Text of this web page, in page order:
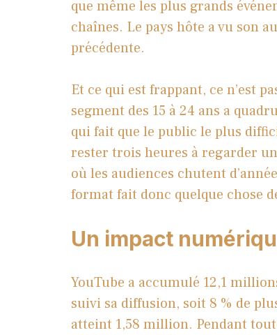
que même les plus grands
chaînes. Le pays hôte a vu son
précédente.
Et ce qui est frappant, ce n’est
segment des 15 à 24 ans a
qui fait que le public le plus
rester trois heures à regarder
où les audiences chutent
format fait donc quelque chose
Un impact
YouTube a accumulé 12,1
suivi sa diffusion, soit 8 % de
atteint 1,58 million. Pendant